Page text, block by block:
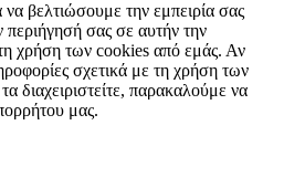
βελτιώσουμε την εμπειρία σας
σας σε αυτήν την
χρήση των cookies από εμάς. Αν
σχετικά με τη χρήση των
διαχειριστείτε, παρακαλούμε να
μας.